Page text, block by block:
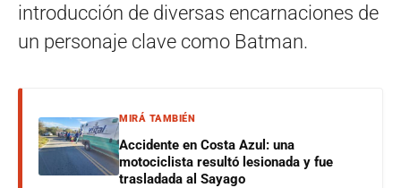
introducción de diversas encarnaciones de
un personaje clave como Batman.
MIRÁ TAMBIÉN
Accidente en Costa Azul: una
motociclista resultó lesionada y fue
trasladada al Sayago